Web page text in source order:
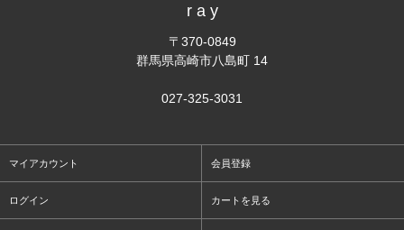
r a y
〒370-0849
群馬県高崎市八島町 14
027-325-3031
マイアカウント 会員登録
ログイン カートを見る